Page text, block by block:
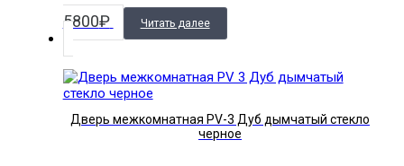
5800₽ Читать далее
Дверь межкомнатная PV-3 Дуб дымчатый стекло
черное